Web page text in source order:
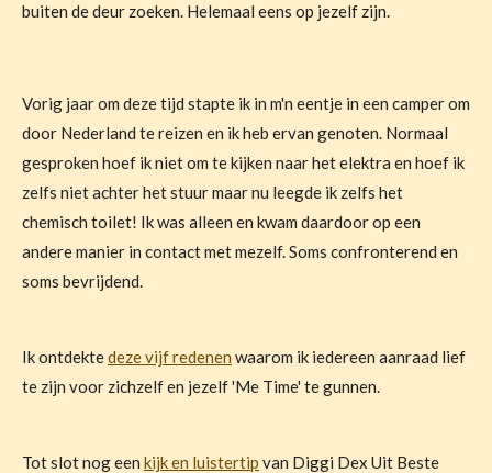
buiten de deur zoeken. Helemaal eens op jezelf zijn.
Vorig jaar om deze tijd stapte ik in m'n eentje in een camper om
door Nederland te reizen en ik heb ervan genoten. Normaal
gesproken hoef ik niet om te kijken naar het elektra en hoef ik
zelfs niet achter het stuur maar nu leegde ik zelfs het
chemisch toilet! Ik was alleen en kwam daardoor op een
andere manier in contact met mezelf. Soms confronterend en
soms bevrijdend.
Ik ontdektedeze vijf redenen waarom ik iedereen aanraad lief
te zijn voor zichzelf en jezelf 'Me Time' te gunnen.
Tot slot nog een kijk en luistertip van Diggi Dex Uit Beste